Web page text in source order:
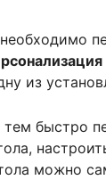
из
быстро
можно